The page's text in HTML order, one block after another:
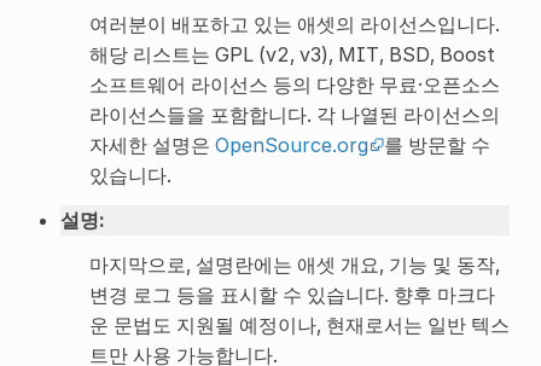
여러분이 배포하고 있는 애셋의 라이선스입니다.
해당 리스트는 GPL (v2, v3), MIT, BSD, Boost
소프트웨어 라이선스 등의 다양한 무료·오픈소스
라이선스들을 포함합니다. 각 나열된 라이선스의
자세한 설명은 OpenSource.org
를 방문할 수
있습니다.
설명:
마지막으로, 설명란에는 애셋 개요, 기능 및 동작,
변경 로그 등을 표시할 수 있습니다. 향후 마크다
운 문법도 지원될 예정이나, 현재로서는 일반 텍스
트만 사용 가능합니다.